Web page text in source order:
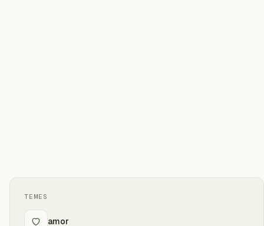
TEMES
amor